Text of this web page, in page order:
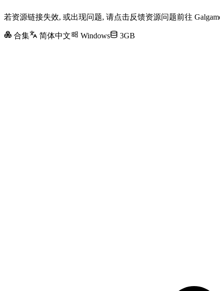
若资源链接失效, 或出现问题, 请点击反馈资源问题前往
合集 简体中文 Windows 3GB